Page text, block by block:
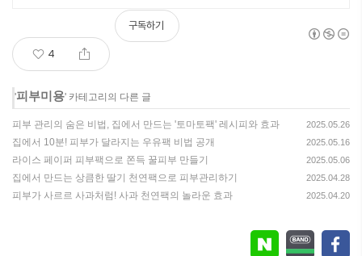
4
구독하기
'피부미용' 카테고리의 다른 글
피부 관리의 숨은 비법, 집에서 만드는 '토마토팩' 레시피와 효과 2025.05.26
집에서 10분! 피부가 달라지는 우유팩 비법 공개 2025.05.16
라이스 페이퍼 피부팩으로 쫀득 꿀피부 만들기 2025.05.06
집에서 만드는 상큼한 딸기 천연팩으로 피부관리하기 2025.04.28
피부가 사르르 사과처럼! 사과 천연팩의 놀라운 효과 2025.04.20